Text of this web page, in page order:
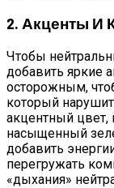
2. Акценты И
Чтобы
добавить яркие
осторожным,
который
акцентный цвет,
насыщенный
добавить
перегружать
«дыхания»